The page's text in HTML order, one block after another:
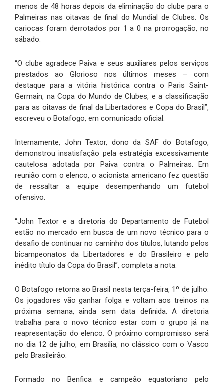
menos de 48 horas depois da eliminação do clube para o
Palmeiras nas oitavas de final do Mundial de Clubes. Os
cariocas foram derrotados por 1 a 0 na prorrogação, no
sábado.
“O clube agradece Paiva e seus auxiliares pelos serviços
prestados ao Glorioso nos últimos meses – com
destaque para a vitória histórica contra o Paris Saint-
Germain, na Copa do Mundo de Clubes, e a classificação
para as oitavas de final da Libertadores e Copa do Brasil”,
escreveu o Botafogo, em comunicado oficial.
Internamente, John Textor, dono da SAF do Botafogo,
demonstrou insatisfação pela estratégia excessivamente
cautelosa adotada por Paiva contra o Palmeiras. Em
reunião com o elenco, o acionista americano fez questão
de ressaltar a equipe desempenhando um futebol
ofensivo.
“John Textor e a diretoria do Departamento de Futebol
estão no mercado em busca de um novo técnico para o
desafio de continuar no caminho dos títulos, lutando pelos
bicampeonatos da Libertadores e do Brasileiro e pelo
inédito título da Copa do Brasil”, completa a nota.
O Botafogo retorna ao Brasil nesta terça-feira, 1º de julho.
Os jogadores vão ganhar folga e voltam aos treinos na
próxima semana, ainda sem data definida. A diretoria
trabalha para o novo técnico estar com o grupo já na
reapresentação do elenco. O próximo compromisso será
no dia 12 de julho, em Brasília, no clássico com o Vasco
pelo Brasileirão.
Formado no Benfica e campeão equatoriano pelo